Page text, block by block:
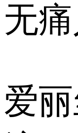
无
爱